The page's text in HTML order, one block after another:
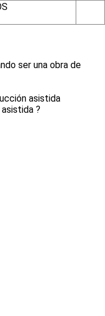
ser una obra de
asistida
?